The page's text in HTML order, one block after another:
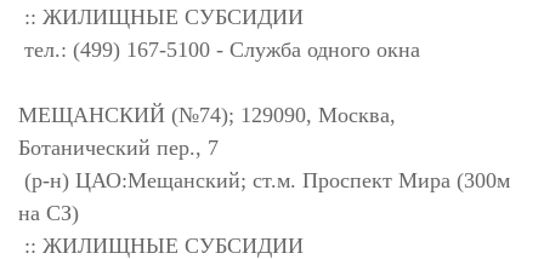
:: ЖИЛИЩНЫЕ СУБСИДИИ
тел.: (499) 167-5100 - Служба одного окна
МЕЩАНСКИЙ (№74); 129090, Москва,
Ботанический пер., 7
(р-н) ЦАО:Мещанский; ст.м. Проспект Мира (300м
на СЗ)
:: ЖИЛИЩНЫЕ СУБСИДИИ